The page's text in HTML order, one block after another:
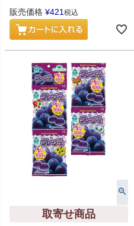
販売価格 ¥421 税込
取寄せ商品